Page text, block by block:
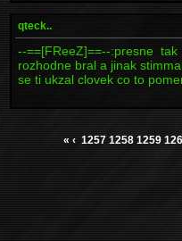
qteck..
--==[FReeZ]==--:presne
rozhodne bral a jinak
se ti ukzal clovek co to
« ‹ 1257 1258 1259